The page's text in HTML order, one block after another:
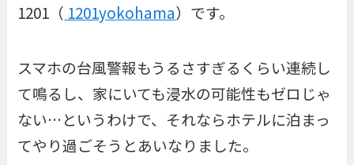
1201（ 1201yokohama）です。
スマホの台風警報もうるさすぎるくらい連続し
て鳴るし、家にいても浸水の可能性もゼロじゃ
ない…というわけで、それならホテルに泊まっ
てやり過ごそうとあいなりました。